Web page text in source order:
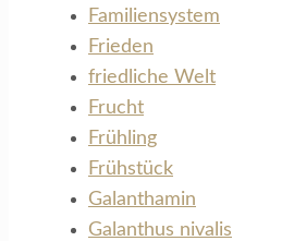
Familiensystem
Frieden
friedliche Welt
Frucht
Frühling
Frühstück
Galanthamin
Galanthus nivalis